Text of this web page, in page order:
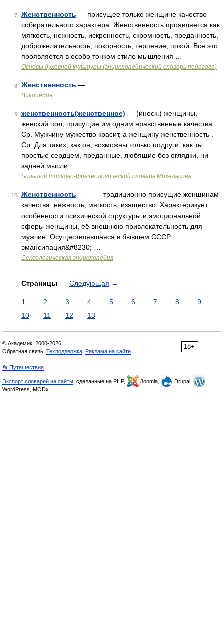
7 Женственность — присущее только женщине качество
собирательного характера. Женственность проявляется как
мягкость, нежность, искренность, скромность, преданность,
доброжелательность, покорность, терпение, покой. Все это
проявляется в особо тонком стиле мышления …
Основы духовной культуры (энциклопедический словарь педагога)
8 Женственность — …
Википедия
9 женственность(женственное) — (иноск.) женщины,
женский пол; присущие им одним нравственные качества
Ср. Мужчину мужество красит, а женщину женственность .
Ср. Для таких, как он, возможны только подруги, как ты:
простые сердцем, преданные, любящие без оглядки, ни
задней мысли …
Большой толково-фразеологический словарь Михельсона
10 Женственность — традиционно присущие женщинам
качества: нежность, мягкость, изящество. Характеризует
особенности психической структуры и эмоциональной
сферы женщины, её внешнюю привлекательность для
мужчин. Осуществлявшаяся в бывшем СССР
эмансипация&#8230; …
Сексологическая энциклопедия
Страницы Следующая →
1 2 3 4 5 6 7 8
9
10
11 12 13
18+
© Академик, 2000-2026
Обратная связь: Техподдержка Реклама на сайте
👣 Путешествия
Экспорт словарей на сайты , сделанные на PHP, Joomla,
Drupal,
WordPress, MODx.